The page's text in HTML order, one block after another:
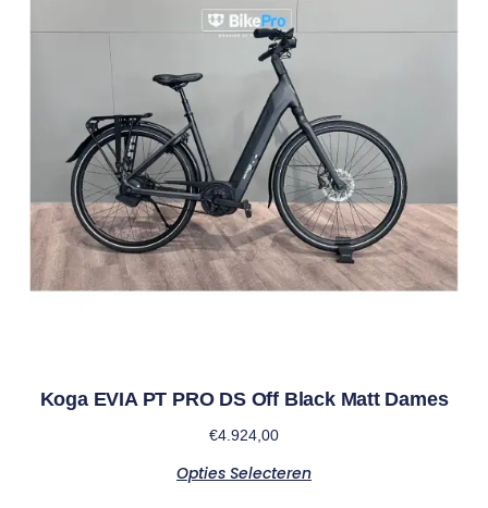
Koga EVIA PT PRO DS Off Black Matt Dames
€4.924,00
Opties Selecteren